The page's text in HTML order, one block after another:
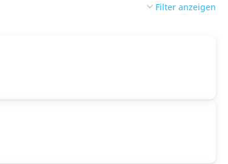
Filter anzeigen